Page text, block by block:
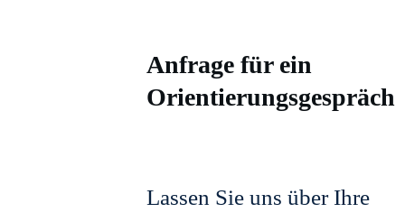
Anfrage für ein
Orientierungsgespräch
Lassen Sie uns über Ihre